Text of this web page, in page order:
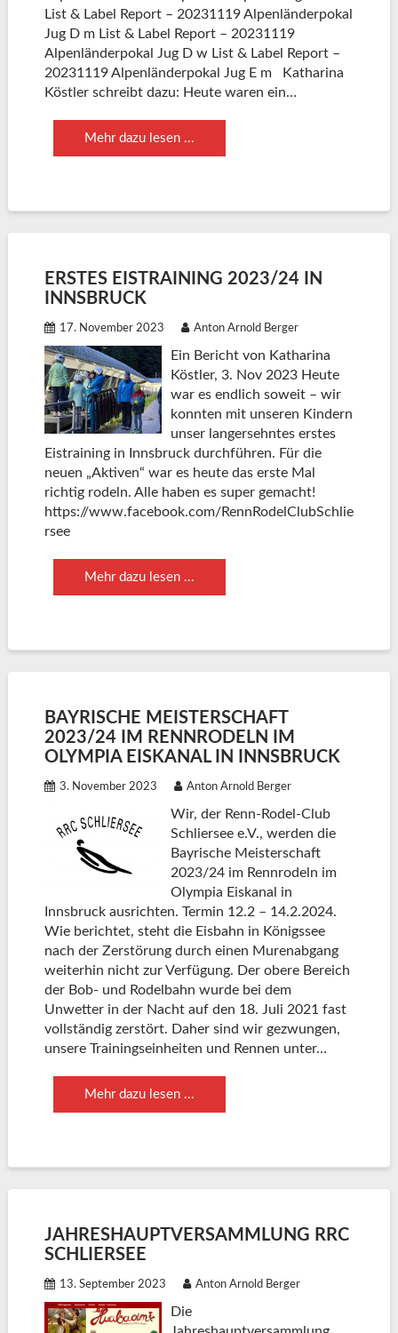
List & Label Report – 20231119 Alpenländerpokal
Jug D m List & Label Report – 20231119
Alpenländerpokal Jug D w List & Label Report –
20231119 Alpenländerpokal Jug E m Katharina
Köstler schreibt dazu: Heute waren ein…
Mehr dazu lesen ...
ERSTES EISTRAINING 2023/24 IN
INNSBRUCK
17. November 2023 Anton Arnold Berger
Ein Bericht von Katharina
Köstler, 3. Nov 2023 Heute
war es endlich soweit – wir
konnten mit unseren Kindern
unser langersehntes erstes
Eistraining in Innsbruck durchführen. Für die
neuen „Aktiven“ war es heute das erste Mal
richtig rodeln. Alle haben es super gemacht!
https://www.facebook.com/RennRodelClubSchlie
rsee
Mehr dazu lesen ...
BAYRISCHE MEISTERSCHAFT
2023/24 IM RENNRODELN IM
OLYMPIA EISKANAL IN INNSBRUCK
3. November 2023 Anton Arnold Berger
Wir, der Renn-Rodel-Club
Schliersee e.V., werden die
Bayrische Meisterschaft
2023/24 im Rennrodeln im
Olympia Eiskanal in
Innsbruck ausrichten. Termin 12.2 – 14.2.2024.
Wie berichtet, steht die Eisbahn in Königssee
nach der Zerstörung durch einen Murenabgang
weiterhin nicht zur Verfügung. Der obere Bereich
der Bob- und Rodelbahn wurde bei dem
Unwetter in der Nacht auf den 18. Juli 2021 fast
vollständig zerstört. Daher sind wir gezwungen,
unsere Trainingseinheiten und Rennen unter…
Mehr dazu lesen ...
JAHRESHAUPTVERSAMMLUNG RRC
SCHLIERSEE
13. September 2023 Anton Arnold Berger
Die